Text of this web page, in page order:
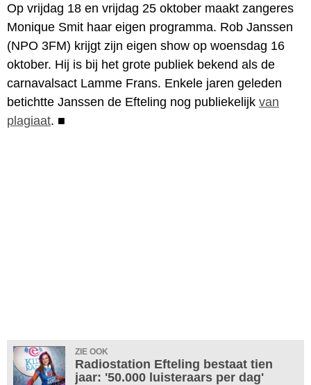
Op vrijdag 18 en vrijdag 25 oktober maakt zangeres
Monique Smit haar eigen programma. Rob Janssen
(NPO 3FM) krijgt zijn eigen show op woensdag 16
oktober. Hij is bij het grote publiek bekend als de
carnavalsact Lamme Frans. Enkele jaren geleden
betichtte Janssen de Efteling nog publiekelijk van
plagiaat. ■
ZIE OOK
Radiostation Efteling bestaat tien
jaar: '50.000 luisteraars per dag'